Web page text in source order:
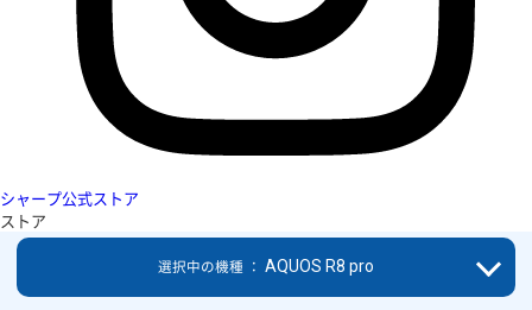
シャープ公式ストア
ストア
選択中の機種 ： AQUOS R8 pro